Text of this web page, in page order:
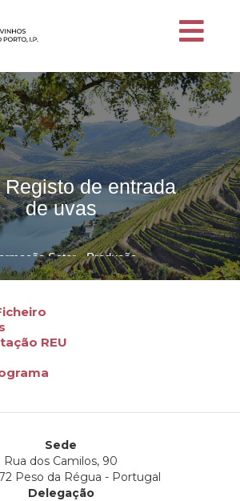
Registo de entrada
de uvas
Setor - Produção
REU
Sede
Rua dos Camilos, 90
Peso da Régua - Portugal
Delegação